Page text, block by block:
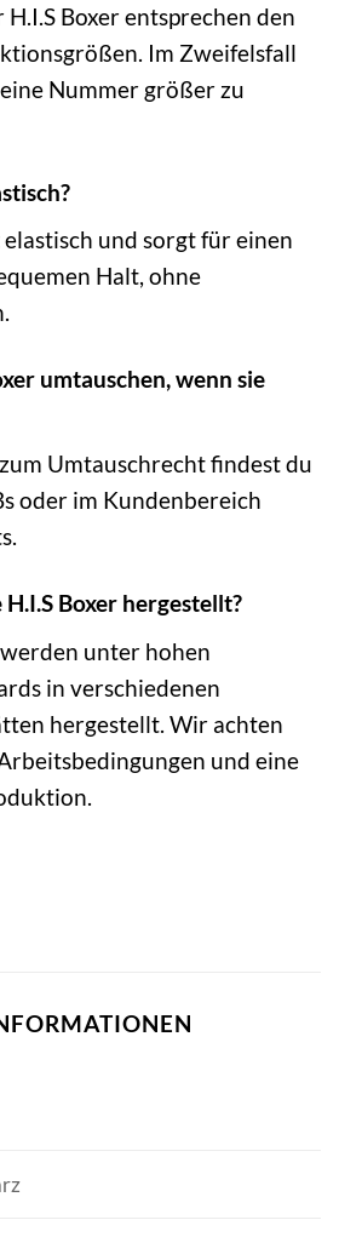
Boxer entsprechen den
Im Zweifelsfall
Nummer größer zu
elastisch und sorgt für einen
Halt, ohne
umtauschen, wenn sie
Umtauschrecht findest du
oder im Kundenbereich
Boxer hergestellt?
unter hohen
in verschiedenen
hergestellt. Wir achten
und eine